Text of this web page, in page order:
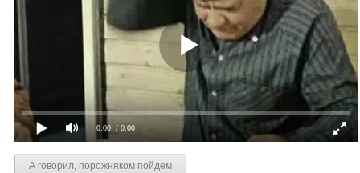
0:00 / 0:00
А говорил, порожняком пойдем